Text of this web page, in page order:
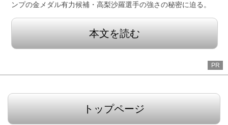
ンプの金メダル有力候補・高梨沙羅選手の強さの秘密に迫る。
本文を読む
PR
トップページ